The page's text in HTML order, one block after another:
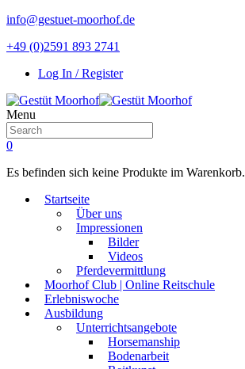
info@gestuet-moorhof.de
+49 (0)2591 893 2741
Log In / Register
Menu
0
Es befinden sich keine Produkte im Warenkorb.
Startseite
Über uns
Impressionen
Bilder
Videos
Pferdevermittlung
Moorhof Club | Online Reitschule
Erlebniswoche
Ausbildung
Unterrichtsangebote
Horsemanship
Bodenarbeit